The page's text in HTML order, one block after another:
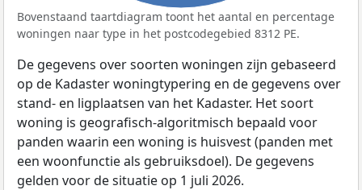
Bovenstaand taartdiagram toont het aantal en percentage
woningen naar type in het postcodegebied 8312 PE.
De gegevens over soorten woningen zijn gebaseerd
op de Kadaster woningtypering en de gegevens over
stand- en ligplaatsen van het Kadaster. Het soort
woning is geografisch-algoritmisch bepaald voor
panden waarin een woning is huisvest (panden met
een woonfunctie als gebruiksdoel). De gegevens
gelden voor de situatie op 1 juli 2026.